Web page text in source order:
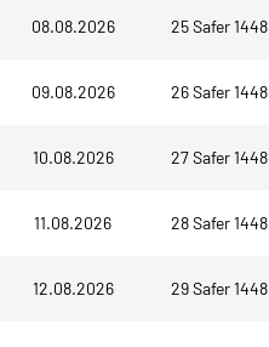
08.08.2026 25 Safer 1448
09.08.2026 26 Safer 1448
10.08.2026 27 Safer 1448
11.08.2026 28 Safer 1448
12.08.2026 29 Safer 1448